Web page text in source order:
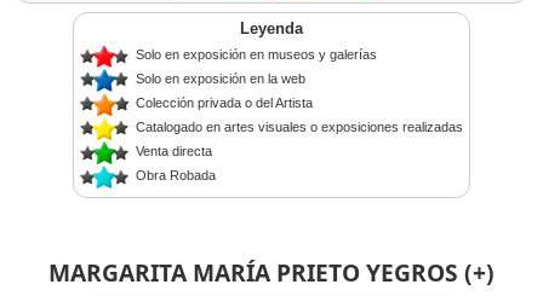
MARGARITA MARÍA PRIETO YEGROS (+)
Leyenda
Solo en exposición en museos y galerías
Solo en exposición en la web
Colección privada o del Artista
Catalogado en artes visuales o exposiciones realizadas
Venta directa
Obra Robada